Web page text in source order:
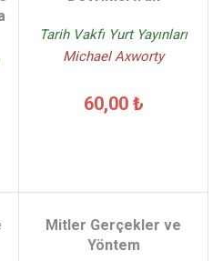
Tarih Vakfı Yurt Yayınları
Michael Axworty
60,00 ₺
Mitler Gerçekler ve
Yöntem